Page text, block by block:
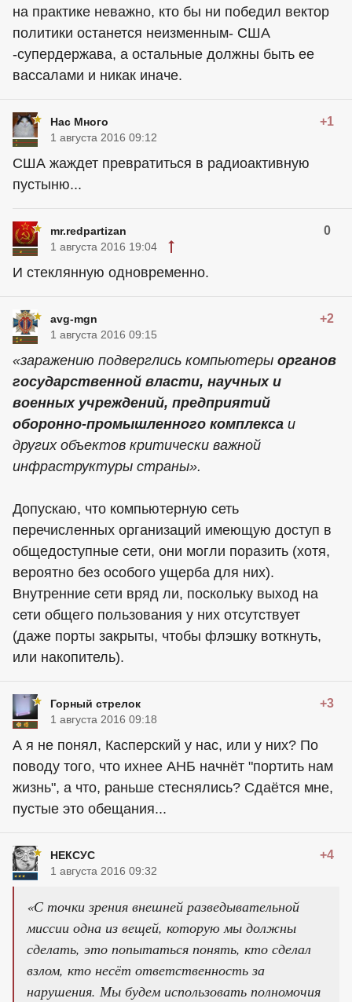
на практике неважно, кто бы ни победил вектор
политики останется неизменным- США
-супердержава, а остальные должны быть ее
вассалами и никак иначе.
Нас Много +1
1 августа 2016 09:12
США жаждет превратиться в радиоактивную
пустыню...
mr.redpartizan 0
1 августа 2016 19:04
И стеклянную одновременно.
avg-mgn +2
1 августа 2016 09:15
«заражению подверглись компьютеры органов
государственной власти, научных и
военных учреждений, предприятий
оборонно-промышленного комплекса и
других объектов критически важной
инфраструктуры страны».
Допускаю, что компьютерную сеть
перечисленных организаций имеющую доступ в
общедоступные сети, они могли поразить (хотя,
вероятно без особого ущерба для них).
Внутренние сети вряд ли, поскольку выход на
сети общего пользования у них отсутствует
(даже порты закрыты, чтобы флэшку воткнуть,
или накопитель).
Горный стрелок +3
1 августа 2016 09:18
А я не понял, Касперский у нас, или у них? По
поводу того, что ихнее АНБ начнёт "портить нам
жизнь", а что, раньше стеснялись? Сдаётся мне,
пустые это обещания...
НЕКСУС +4
1 августа 2016 09:32
«С точки зрения внешней разведывательной
миссии одна из вещей, которую мы должны
сделать, это попытаться понять, кто сделал
взлом, кто несёт ответственность за
нарушения. Мы будем использовать полномочия